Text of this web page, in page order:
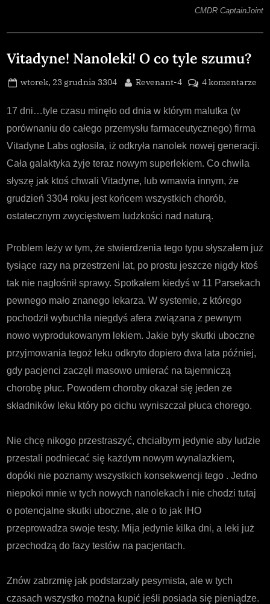
CMDR CaptainJoint
Vitadyne! Nanoleki! O co tyle szumu?
Posted
wtorek, 23 grudnia 3304 By
Revenant-4 4 komentarzedo
tyle
17 dni…tyle czasu minęło od dnia w którym malutka (w
porównaniu do całego przemysłu farmaceutycznego) firma
Vitadyne Labs ogłosiła, iż odkryła nanolek nowej generacji.
Cała galaktyka żyje teraz nowym superlekiem. Co chwila
słyszę jak ktoś chwali Vitadyne, lub wmawia innym, że
grudzień 3304 roku jest końcem wszystkich chorób,
ostatecznym zwycięstwem ludzkości nad naturą.
Problem leży w tym, że stwierdzenia tego typu słyszałem już
tysiące razy na przestrzeni lat, po prostu jeszcze nigdy ktoś
tak nie nagłośnił sprawy. Spotkałem kiedyś w 11 Parsekach
pewnego mało znanego lekarza. W systemie, z którego
pochodził wybuchła niegdyś afera związana z pewnym
nowo wyprodukowanym lekiem. Jakie były skutki uboczne
przyjmowania tegoż leku odkryto dopiero dwa lata później,
gdy pacjenci zaczęli masowo umierać na tajemniczą
chorobę płuc. Powodem choroby okazał się jeden ze
składników leku który po cichu wyniszczał płuca chorego.
Nie chcę nikogo przestraszyć, chciałbym jedynie aby ludzie
przestali podniecać się każdym nowym wynalazkiem,
dopóki nie poznamy wszystkich konsekwencji tego . Jedno
niepokoi mnie w tych nowych nanolekach i nie chodzi tutaj
o potencjalne skutki uboczne, ale o to jak IHO
przeprowadza swoje testy. Mija jedynie kilka dni, a leki już
przechodzą do fazy testów na pacjentach.
Znów zabrzmię jak podstarzały pesymista, ale w tych
czasach wszystko można kupić jeśli posiada się pieniądze.